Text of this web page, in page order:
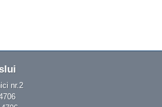
nr.2